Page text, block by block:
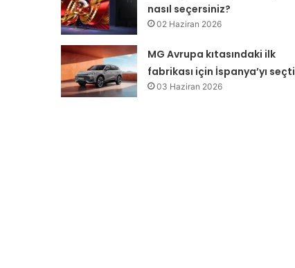
nasıl seçersiniz?
02 Haziran 2026
MG Avrupa kıtasındaki ilk
fabrikası için İspanya’yı seçti
03 Haziran 2026